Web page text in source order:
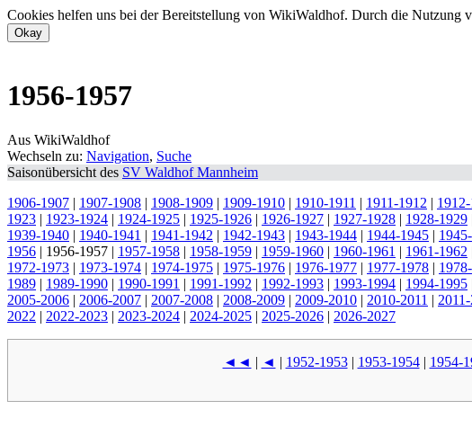
Cookies helfen uns bei der Bereitstellung von WikiWaldhof. Durch die Nutzung
1956-1957
Aus WikiWaldhof
Wechseln zu: Navigation, Suche
Saisonübersicht des SV Waldhof Mannheim
1906-1907 | 1907-1908 | 1908-1909 | 1909-1910 | 1910-1911 | 1911-1912 |
1923 | 1923-1924 | 1924-1925 | 1925-1926 | 1926-1927 | 1927-1928 | 1928-1929
1939-1940 | 1940-1941 | 1941-1942 | 1942-1943 | 1943-1944 | 1944-1945 |
1956 | 1956-1957 | 1957-1958 | 1958-1959 | 1959-1960 | 1960-1961 | 1961-1962
1972-1973 | 1973-1974 | 1974-1975 | 1975-1976 | 1976-1977 | 1977-1978 |
1989 | 1989-1990 | 1990-1991 | 1991-1992 | 1992-1993 | 1993-1994 | 1994-1995
2005-2006 | 2006-2007 | 2007-2008 | 2008-2009 | 2009-2010 | 2010-2011 |
2022 | 2022-2023 | 2023-2024 | 2024-2025 | 2025-2026 | 2026-2027
◄◄ | ◄ | 1952-1953| 1953-1954| 1954-